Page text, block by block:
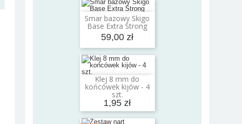
Smar bazowy Skigo
Base Extra Strong
59,00 zł
Dodaj do koszyka
Klej 8 mm do
końcówek kijów - 4
szt.
1,95 zł
Dodaj do koszyka